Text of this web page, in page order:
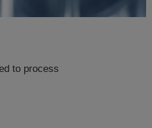
to process